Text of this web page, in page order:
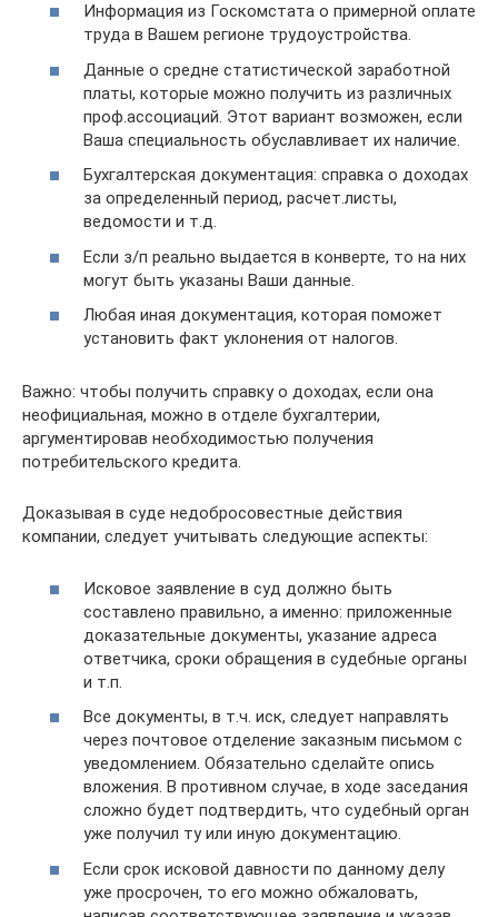
Информация из Госкомстата о примерной оплате
труда в Вашем регионе трудоустройства.
Данные о средне статистической заработной
платы, которые можно получить из различных
проф.ассоциаций. Этот вариант возможен, если
Ваша специальность обуславливает их наличие.
Бухгалтерская документация: справка о доходах
за определенный период, расчет.листы,
ведомости и т.д.
Если з/п реально выдается в конверте, то на них
могут быть указаны Ваши данные.
Любая иная документация, которая поможет
установить факт уклонения от налогов.
Важно: чтобы получить справку о доходах, если она
неофициальная, можно в отделе бухгалтерии,
аргументировав необходимостью получения
потребительского кредита.
Доказывая в суде недобросовестные действия
компании, следует учитывать следующие аспекты:
Исковое заявление в суд должно быть
составлено правильно, а именно: приложенные
доказательные документы, указание адреса
ответчика, сроки обращения в судебные органы
и т.п.
Все документы, в т.ч. иск, следует направлять
через почтовое отделение заказным письмом с
уведомлением. Обязательно сделайте опись
вложения. В противном случае, в ходе заседания
сложно будет подтвердить, что судебный орган
уже получил ту или иную документацию.
Если срок исковой давности по данному делу
уже просрочен, то его можно обжаловать,